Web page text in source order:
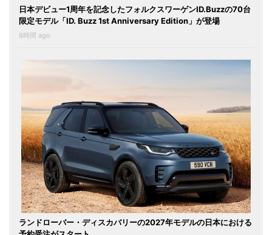
日本デビュー1周年を記念したフォルクスワーゲンID.Buzzの70台
限定モデル「ID. Buzz 1st Anniversary Edition」が登場
8時間 ago
ランドローバー・ディスカバリーの2027年モデルの日本における